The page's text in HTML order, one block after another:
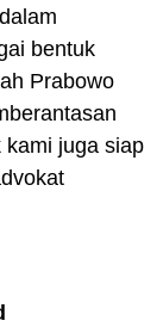
bentuk
Prabowo
kami juga siap